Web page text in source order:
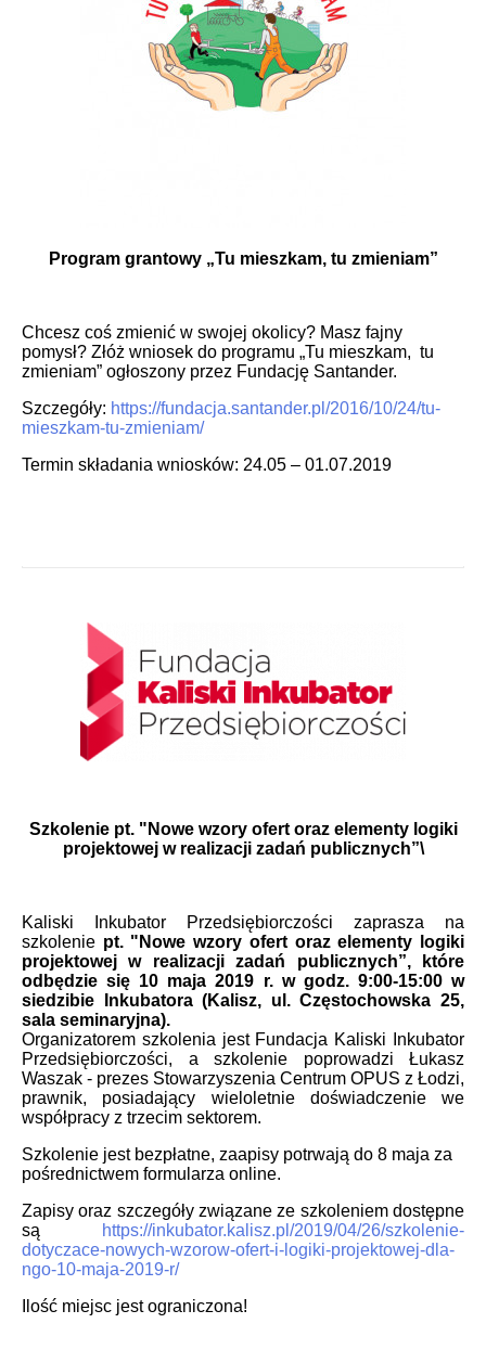
Program grantowy „Tu mieszkam, tu zmieniam”
Chcesz coś zmienić w swojej okolicy? Masz fajny
pomysł? Złóż wniosek do programu „Tu mieszkam, tu
zmieniam” ogłoszony przez Fundację Santander.
Szczegóły: https://fundacja.santander.pl/2016/10/24/tu-
mieszkam-tu-zmieniam/
Termin składania wniosków: 24.05 – 01.07.2019
Szkolenie pt. "Nowe wzory ofert oraz elementy logiki
projektowej w realizacji zadań publicznych”\
Kaliski Inkubator Przedsiębiorczości zaprasza na
szkolenie pt. "Nowe wzory ofert oraz elementy logiki
projektowej w realizacji zadań publicznych”, które
odbędzie się 10 maja 2019 r. w godz. 9:00-15:00 w
siedzibie Inkubatora (Kalisz, ul. Częstochowska 25,
sala seminaryjna).
Organizatorem szkolenia jest Fundacja Kaliski Inkubator
Przedsiębiorczości, a szkolenie poprowadzi Łukasz
Waszak - prezes Stowarzyszenia Centrum OPUS z Łodzi,
prawnik, posiadający wieloletnie doświadczenie we
współpracy z trzecim sektorem.
Szkolenie jest bezpłatne, zaapisy potrwają do 8 maja za
pośrednictwem formularza online.
Zapisy oraz szczegóły związane ze szkoleniem dostępne
są
https://inkubator.kalisz.pl/2019/04/26/szkolenie-
dotyczace-nowych-wzorow-ofert-i-logiki-projektowej-dla-
ngo-10-maja-2019-r/
Ilość miejsc jest ograniczona!